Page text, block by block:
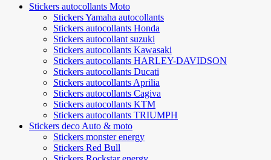
Stickers autocollants Moto
Stickers Yamaha autocollants
Stickers autocollants Honda
Stickers autocollant suzuki
Stickers autocollants Kawasaki
Stickers autocollants HARLEY-DAVIDSON
Stickers autocollants Ducati
Stickers autocollants Aprilia
Stickers autocollants Cagiva
Stickers autocollants KTM
Stickers autocollants TRIUMPH
Stickers deco Auto & moto
Stickers monster energy
Stickers Red Bull